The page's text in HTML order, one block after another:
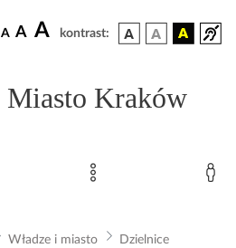
A A A kontrast:
Miasto Kraków
Władze i miasto
Dzielnice